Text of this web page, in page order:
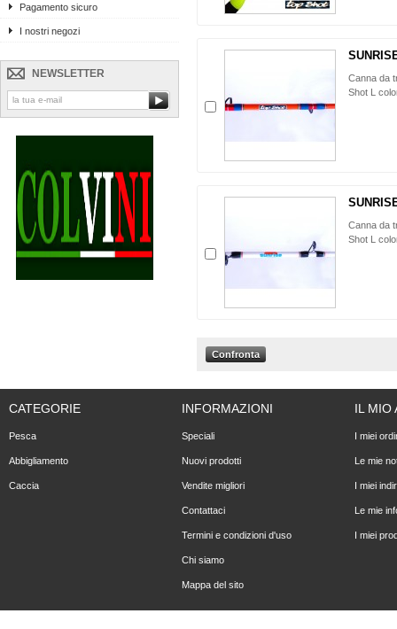
Pagamento sicuro
I nostri negozi
NEWSLETTER
Canna da
Shot L
Canna da
Shot L
CATEGORIE
Pesca
Abbigliamento
Caccia
INFORMAZIONI
Speciali
Nuovi prodotti
Vendite migliori
Contattaci
Termini e condizioni d'uso
Chi siamo
Mappa del sito
IL MIO
I miei
Le mie
I miei
Le mie
I miei